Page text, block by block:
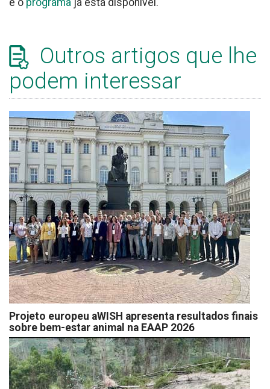
e o programa já está disponível.
Outros artigos que lhe
podem interessar
Projeto europeu aWISH apresenta resultados finais
sobre bem-estar animal na EAAP 2026